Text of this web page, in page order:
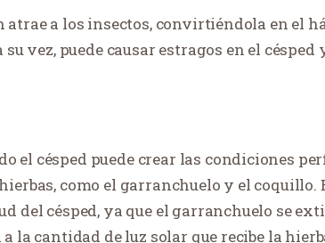
atrae a los insectos, convirtiéndola en el
vez, puede causar estragos en el césped
el césped puede crear las condiciones
como el garranchuelo y el coquillo.
del césped, ya que el garranchuelo se
la cantidad de luz solar que recibe la